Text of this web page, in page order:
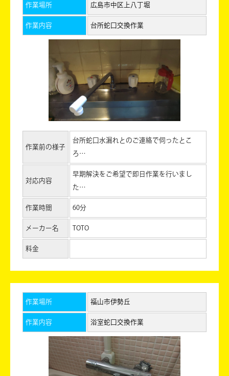
作業場所 広島市中区上八丁堀
作業内容 台所蛇口交換作業
作業前の様子
台所蛇口水漏れとのご連絡で伺ったとこ
ろ…
対応内容
早期解決をご希望で即日作業を行いまし
た…
作業時間 60分
メーカー名 TOTO
料金
作業場所 福山市伊勢丘
作業内容 浴室蛇口交換作業